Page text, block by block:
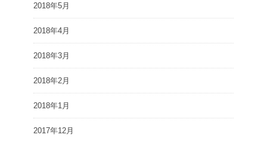
2018年5月
2018年4月
2018年3月
2018年2月
2018年1月
2017年12月